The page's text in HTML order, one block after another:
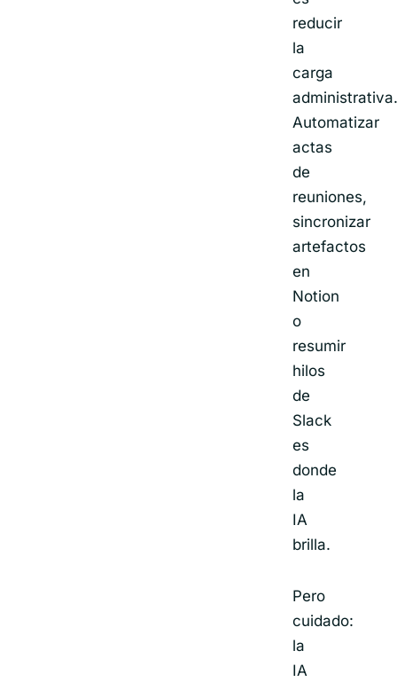
reducir
la
carga
administrativa.
Automatizar
actas
de
reuniones,
sincronizar
artefactos
en
Notion
o
resumir
hilos
de
Slack
es
donde
la
IA
brilla.
Pero
cuidado:
la
IA